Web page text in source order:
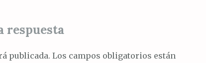
respuesta
publicada. Los campos obligatorios están